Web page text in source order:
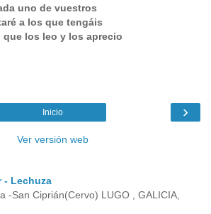
uno de vuestros
a los que tengáis
los leo y los aprecio
›
Inicio
Ver versión web
- Lechuza
-San Ciprián(Cervo) LUGO , GALICIA,